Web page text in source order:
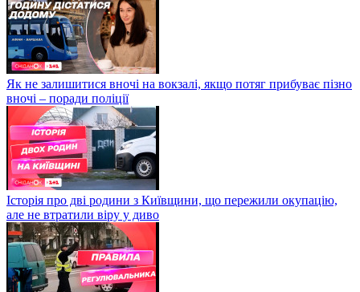
Як не залишитися вночі на вокзалі, якщо потяг прибуває пізно
вночі – поради поліції
Історія про дві родини з Київщини, що пережили окупацію,
але не втратили віру у диво